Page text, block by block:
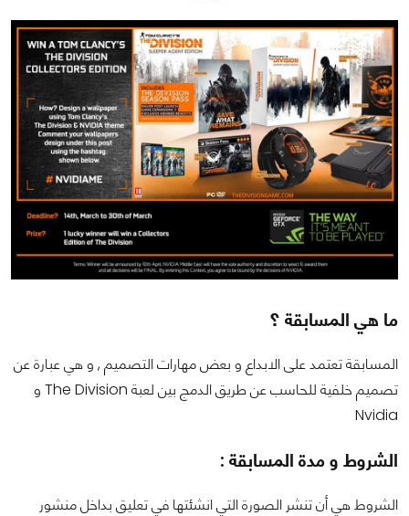
ما هي المسابقة ؟
المسابقة تعتمد على الابداع و بعض مهارات التصميم , و هي عبارة عن
تصميم خلفية للحاسب عن طريق الدمج بين لعبة The Division و
Nvidia
الشروط و مدة المسابقة :
الشروط هي أن تنشر الصورة التي انشئتها في تعليق بداخل منشور